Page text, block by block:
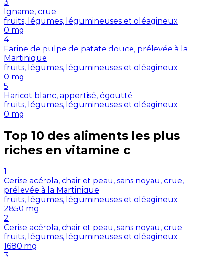
3
Igname, crue
fruits, légumes, légumineuses et oléagineux
0 mg
4
Farine de pulpe de patate douce, prélevée à la
Martinique
fruits, légumes, légumineuses et oléagineux
0 mg
5
Haricot blanc, appertisé, égoutté
fruits, légumes, légumineuses et oléagineux
0 mg
Top 10 des aliments les plus
riches en vitamine c
1
Cerise acérola, chair et peau, sans noyau, crue,
prélevée à la Martinique
fruits, légumes, légumineuses et oléagineux
2850 mg
2
Cerise acérola, chair et peau, sans noyau, crue
fruits, légumes, légumineuses et oléagineux
1680 mg